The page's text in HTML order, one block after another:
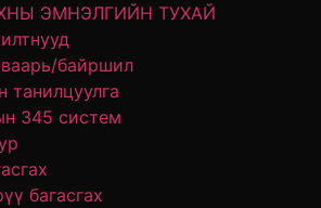
ЭМНЭЛГИЙН ТУХАЙ
байршил
танилцуулга
345 систем
багасгах